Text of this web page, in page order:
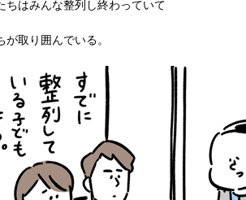
ちはみんな整列し終わっていて
取り囲んでいる。